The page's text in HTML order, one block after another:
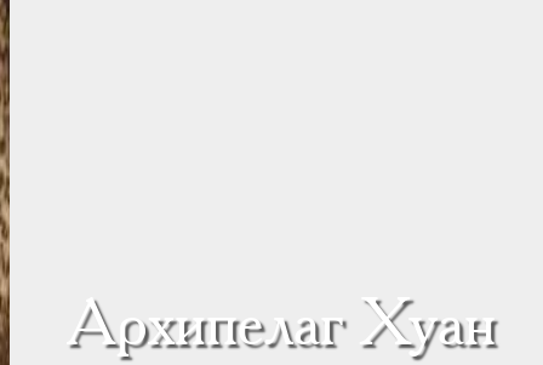
Архипелаг Хуан